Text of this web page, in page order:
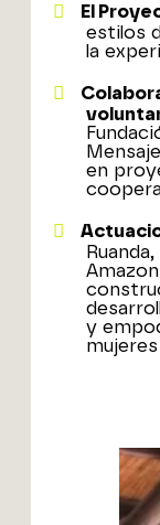
El
estilos
la
en
y